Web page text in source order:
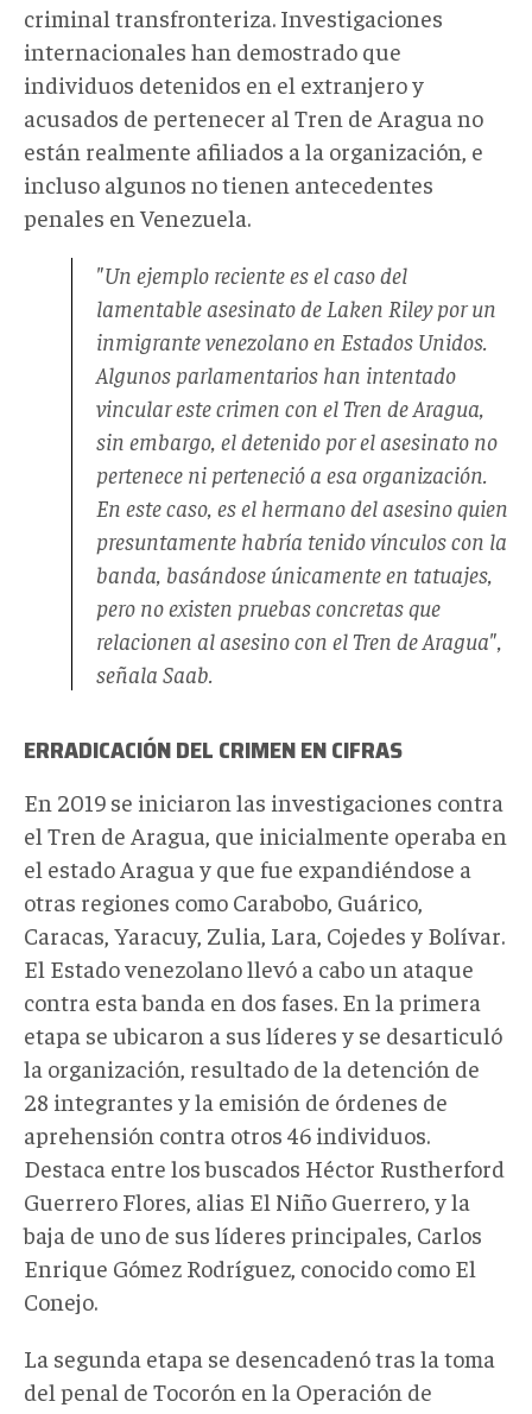
criminal transfronteriza. Investigaciones
internacionales han demostrado que
individuos detenidos en el extranjero y
acusados de pertenecer al Tren de Aragua no
están realmente afiliados a la organización, e
incluso algunos no tienen antecedentes
penales en Venezuela.
"Un ejemplo reciente es el caso del
lamentable asesinato de Laken Riley por un
inmigrante venezolano en Estados Unidos.
Algunos parlamentarios han intentado
vincular este crimen con el Tren de Aragua,
sin embargo, el detenido por el asesinato no
pertenece ni perteneció a esa organización.
En este caso, es el hermano del asesino quien
presuntamente habría tenido vínculos con la
banda, basándose únicamente en tatuajes,
pero no existen pruebas concretas que
relacionen al asesino con el Tren de Aragua",
señala Saab.
ERRADICACIÓN DEL CRIMEN EN CIFRAS
En 2019 se iniciaron las investigaciones contra
el Tren de Aragua, que inicialmente operaba en
el estado Aragua y que fue expandiéndose a
otras regiones como Carabobo, Guárico,
Caracas, Yaracuy, Zulia, Lara, Cojedes y Bolívar.
El Estado venezolano llevó a cabo un ataque
contra esta banda en dos fases. En la primera
etapa se ubicaron a sus líderes y se desarticuló
la organización, resultado de la detención de
28 integrantes y la emisión de órdenes de
aprehensión contra otros 46 individuos.
Destaca entre los buscados Héctor Rustherford
Guerrero Flores, alias El Niño Guerrero, y la
baja de uno de sus líderes principales, Carlos
Enrique Gómez Rodríguez, conocido como El
Conejo.
La segunda etapa se desencadenó tras la toma
del penal de Tocorón en la Operación de